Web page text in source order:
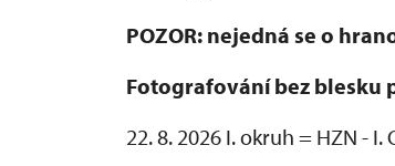
POZOR: nejedná se o
Fotografování bez blesku
22. 8. 2026 I. okruh = HZN - I.